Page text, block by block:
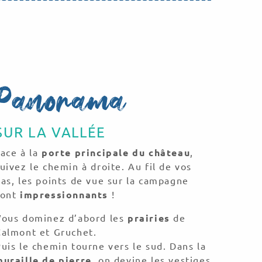
LA VALLÉE
à la porte principale du château,
le chemin à droite. Au fil de vos
les points de vue sur la campagne
impressionnants !
dominez d’abord les prairies de
et Gruchet.
le chemin tourne vers le sud. Dans la